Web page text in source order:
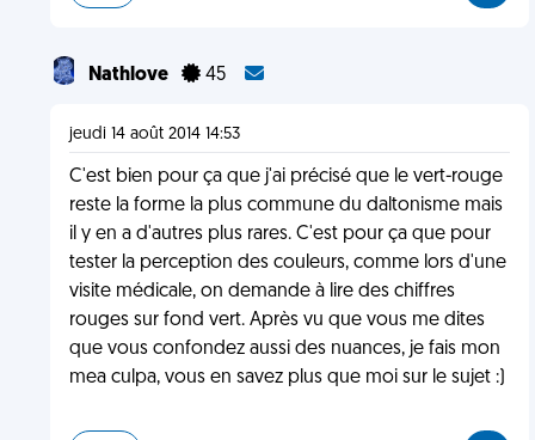
Nathlove 45
jeudi 14 août 2014 14:53
C'est bien pour ça que j'ai précisé que le vert-rouge
reste la forme la plus commune du daltonisme mais
il y en a d'autres plus rares. C'est pour ça que pour
tester la perception des couleurs, comme lors d'une
visite médicale, on demande à lire des chiffres
rouges sur fond vert. Après vu que vous me dites
que vous confondez aussi des nuances, je fais mon
mea culpa, vous en savez plus que moi sur le sujet :)